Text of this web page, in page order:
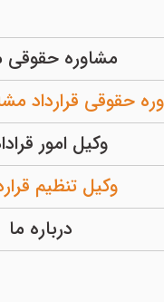
مشاوره حقوقی
حقوقی قرارداد
وکیل امور
وکیل تنظیم
درباره ما